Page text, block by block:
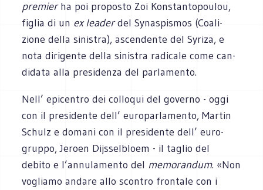
pre­mierha poi pro­po­sto Zoi Kon­stan­to­pou­lou,
figlia di un ex lea­derdel Syna­spi­smos (Coa­li­
zione della sini­stra), ascen­dente del Syriza, e
nota diri­gente della sini­stra radi­cale come can­
di­data alla pre­si­denza del parlamento.
Nell’ epi­cen­tro dei col­lo­qui del governo - oggi
con il pre­si­dente dell’ euro­par­la­mento, Mar­tin
Schulz e domani con il pre­si­dente dell’ euro­
gruppo, Jeroen Dijs­sel­bloem - il taglio del
debito e l’annulamento del memo­ran­dum. «Non
vogliamo andare allo scon­tro fron­tale con i